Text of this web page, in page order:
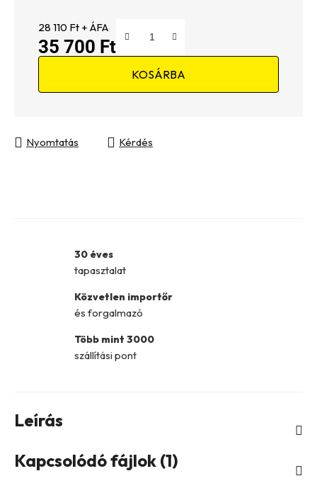
28 110 Ft + ÁFA
35 700 Ft
KOSÁRBA
Nyomtatás Kérdés
30 éves
tapasztalat
Közvetlen importőr
és forgalmazó
Több mint 3000
szállítási pont
Leírás
Kapcsolódó fájlok (1)